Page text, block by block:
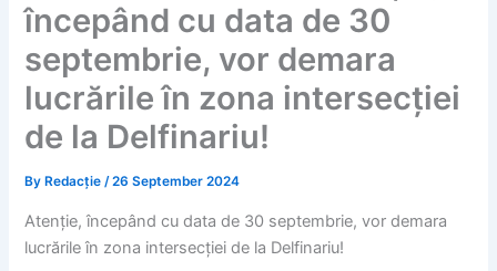
începând cu data de 30
septembrie, vor demara
lucrările în zona intersecției
de la Delfinariu!
By Redacție/26 September 2024
Atenție, începând cu data de 30 septembrie, vor demara
lucrările în zona intersecției de la Delfinariu!